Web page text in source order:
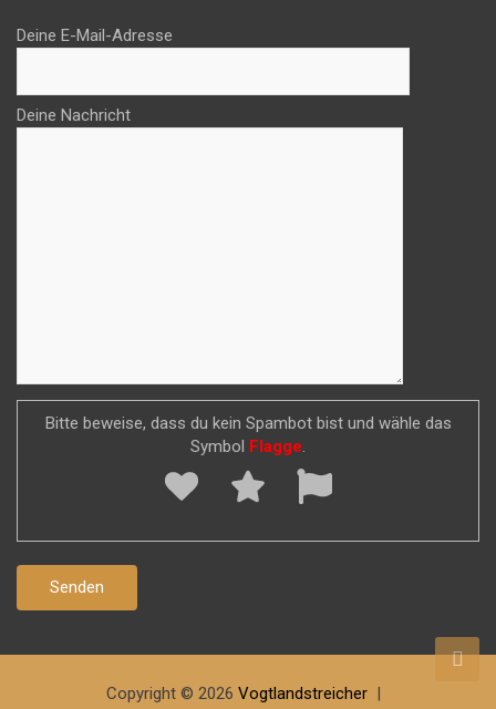
Deine E-Mail-Adresse
Deine Nachricht
Bitte beweise, dass du kein Spambot bist und wähle das
Symbol Flagge.
Copyright © 2026 Vogtlandstreicher